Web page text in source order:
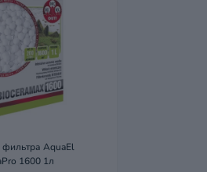
AquaEl
1600 1л
фильтра ZeoMax Plus,